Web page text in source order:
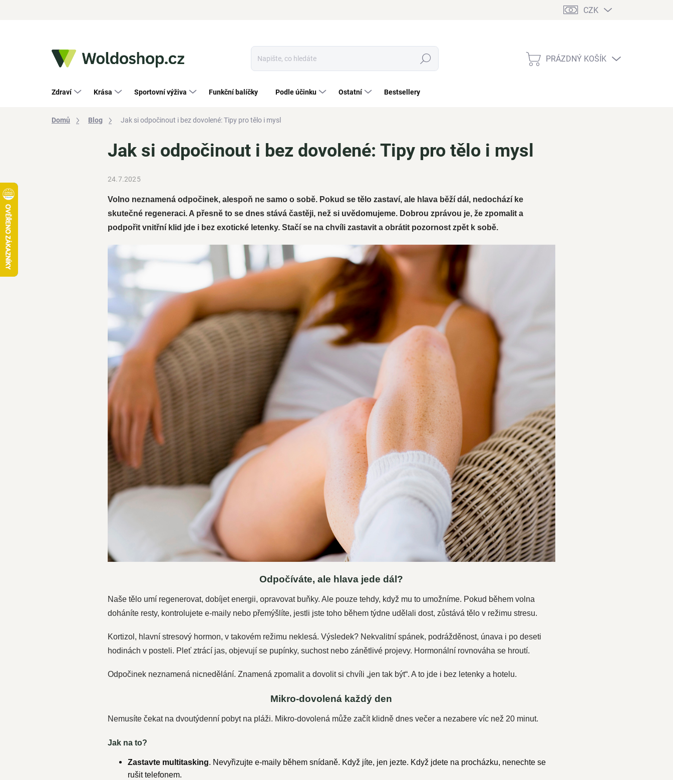
CZK
Hledat
NÁKUPNÍ
PRÁZDNÝ KOŠÍK
Zdraví Krása Sportovní výživa Funkční balíčky Podle účinku Ostatní Bestsellery
Domů Blog Jak si odpočinout i bez dovolené: Tipy pro tělo i mysl
Jak si odpočinout i bez dovolené: Tipy pro tělo i mysl
24.7.2025
Volno neznamená odpočinek, alespoň ne samo o sobě. Pokud se tělo zastaví, ale hlava běží dál, nedochází ke
skutečné regeneraci. A přesně to se dnes stává častěji, než si uvědomujeme. Dobrou zprávou je, že zpomalit a
podpořit vnitřní klid jde i bez exotické letenky. Stačí se na chvíli zastavit a obrátit pozornost zpět k sobě.
Odpočíváte, ale hlava jede dál?
Naše tělo umí regenerovat, dobíjet energii, opravovat buňky. Ale pouze tehdy, když mu to umožníme. Pokud během volna
doháníte resty, kontrolujete e-maily nebo přemýšlíte, jestli jste toho během týdne udělali dost, zůstává tělo v režimu stresu.
Kortizol, hlavní stresový hormon, v takovém režimu neklesá. Výsledek? Nekvalitní spánek, podrážděnost, únava i po deseti
hodinách v posteli. Pleť ztrácí jas, objevují se pupínky, suchost nebo zánětlivé projevy. Hormonální rovnováha se hroutí.
Odpočinek neznamená nicnedělání. Znamená zpomalit a dovolit si chvíli „jen tak být“. A to jde i bez letenky a hotelu.
Mikro-dovolená každý den
Nemusíte čekat na dvoutýdenní pobyt na pláži. Mikro-dovolená může začít klidně dnes večer a nezabere víc než 20 minut.
Jak na to?
Zastavte multitasking. Nevyřizujte e-maily během snídaně. Když jíte, jen jezte. Když jdete na procházku, nenechte se
rušit telefonem.